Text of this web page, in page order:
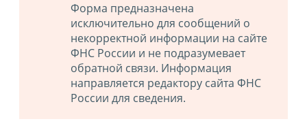
Форма предназначена
исключительно для сообщений о
некорректной информации на сайте
ФНС России и не подразумевает
обратной связи. Информация
направляется редактору сайта ФНС
России для сведения.